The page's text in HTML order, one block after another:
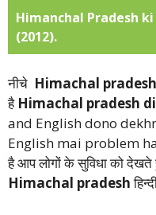
Himanchal Pradesh
(2012).
नीचे Himachal
है Himachal pradesh
and English dono
English mai problem hai
है आप लोगों के सुविधा को देखते
Himachal pradesh